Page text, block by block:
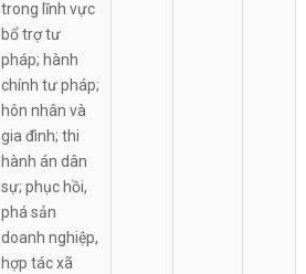
trong lĩnh vực
bổ trợ tư
pháp; hành
chính tư pháp;
hôn nhân và
gia đình; thi
hành án dân
sự; phục hồi,
phá sản
doanh nghiệp,
hợp tác xã